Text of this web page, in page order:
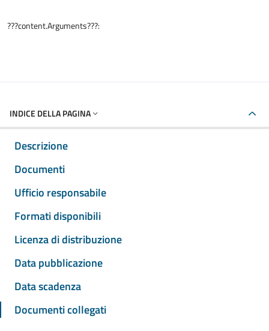
???content.Arguments???:
INDICE DELLA PAGINA
Descrizione
Documenti
Ufficio responsabile
Formati disponibili
Licenza di distribuzione
Data pubblicazione
Data scadenza
Documenti collegati